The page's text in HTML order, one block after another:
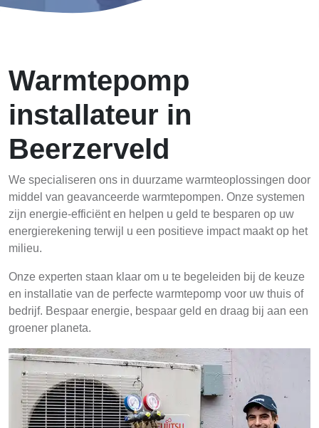
Warmtepomp
installateur in
Beerzerveld
We specialiseren ons in duurzame warmteoplossingen door
middel van geavanceerde warmtepompen. Onze systemen
zijn energie-efficiënt en helpen u geld te besparen op uw
energierekening terwijl u een positieve impact maakt op het
milieu.
Onze experten staan klaar om u te begeleiden bij de keuze
en installatie van de perfecte warmtepomp voor uw thuis of
bedrijf. Bespaar energie, bespaar geld en draag bij aan een
groener planeta.